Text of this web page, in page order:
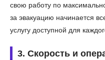
свою работу по
за эвакуацию начинается
услугу доступной для
3. Скорость и